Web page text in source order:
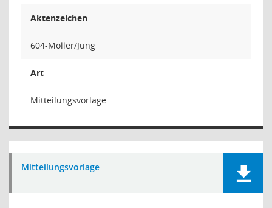
Aktenzeichen
604-Möller/Jung
Art
Mitteilungsvorlage
Mitteilungsvorlage